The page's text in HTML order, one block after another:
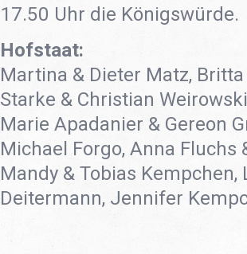
17.50 Uhr die Königswürde.
Hofstaat:
Martina & Dieter Matz,
Starke & Christian
Marie Apadanier & Gereon
Michael Forgo, Anna Fluchs
Mandy & Tobias Kempchen,
Deitermann, Jennifer